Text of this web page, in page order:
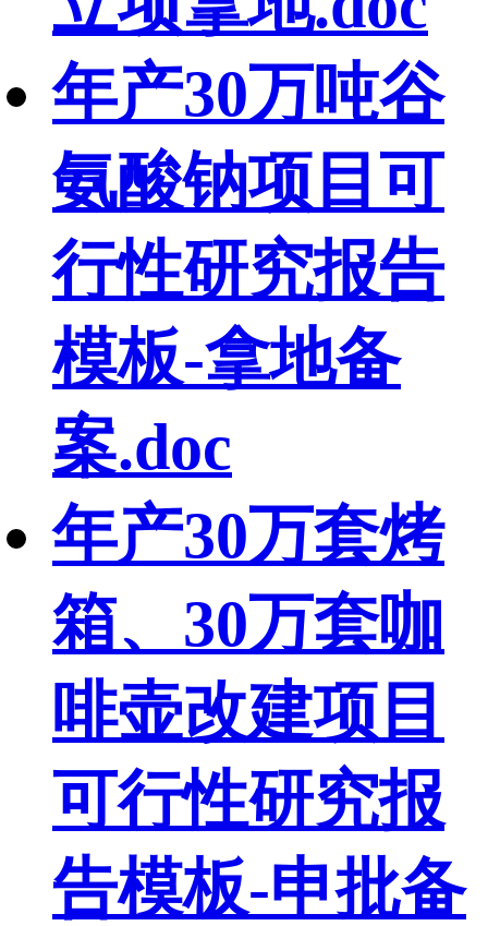
年产30万吨谷
氨酸钠项目可
行性研究报告
模板-拿地备
案.doc
年产30万套烤
箱、30万套咖
啡壶改建项目
可行性研究报
告模板-申批备